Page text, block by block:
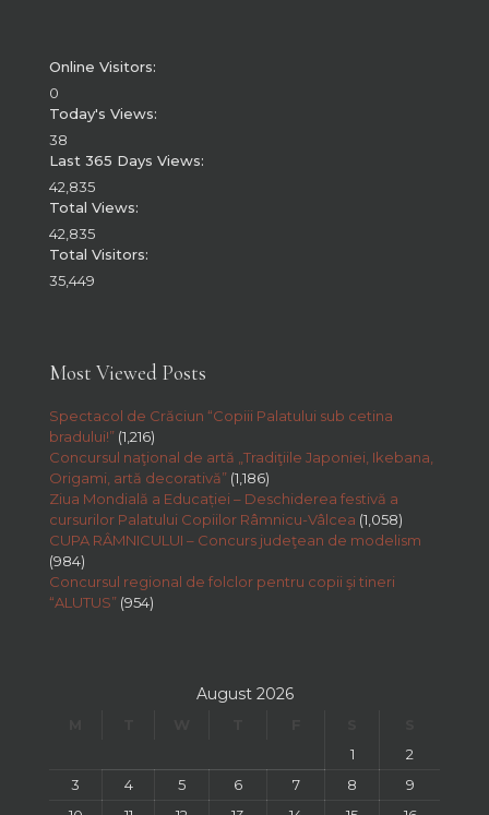
Online Visitors:
0
Today's Views:
38
Last 365 Days Views:
42,835
Total Views:
42,835
Total Visitors:
35,449
Most Viewed Posts
Spectacol de Crăciun “Copiii Palatului sub cetina
bradului!” (1,216)
Concursul naţional de artă „Tradiţiile Japoniei, Ikebana,
Origami, artă decorativă” (1,186)
Ziua Mondială a Educației – Deschiderea festivă a
cursurilor Palatului Copiilor Râmnicu-Vâlcea (1,058)
CUPA RÂMNICULUI – Concurs judeţean de modelism
(984)
Concursul regional de folclor pentru copii şi tineri
“ALUTUS” (954)
August 2026
1
2
3
4 5 6 7 8
9